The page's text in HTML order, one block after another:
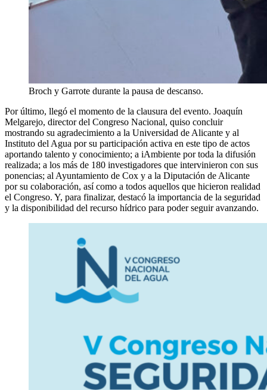
Broch y Garrote durante la pausa de descanso.
Por último, llegó el momento de la clausura del evento. Joaquín
Melgarejo, director del Congreso Nacional, quiso concluir
mostrando su agradecimiento a la Universidad de Alicante y al
Instituto del Agua por su participación activa en este tipo de actos
aportando talento y conocimiento; a iAmbiente por toda la difusión
realizada; a los más de 180 investigadores que intervinieron con sus
ponencias; al Ayuntamiento de Cox y a la Diputación de Alicante
por su colaboración, así como a todos aquellos que hicieron realidad
el Congreso. Y, para finalizar, destacó la importancia de la seguridad
y la disponibilidad del recurso hídrico para poder seguir avanzando.